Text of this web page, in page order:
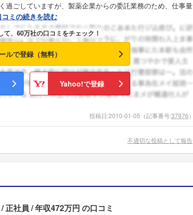
過ごしていますが、製薬企業からの委託業務のため、仕事量
ミの続きを読む
て、60万社の口コミをチェック！
ルで登録（無料）
Yahoo!で登録
投稿日:2010-01-05 （記事番号:37976）
不適切な投稿として報告
正社員 年収472万円 の口コミ